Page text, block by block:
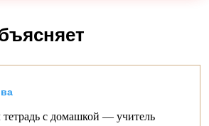
тетрадь с домашкой — учитель